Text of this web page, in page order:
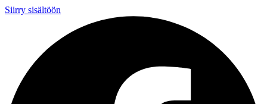
Siirry sisältöön